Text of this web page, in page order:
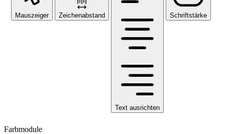
Mauszeiger Zeichenabstand
Text ausrichten
Schriftstärke
Farbmodule